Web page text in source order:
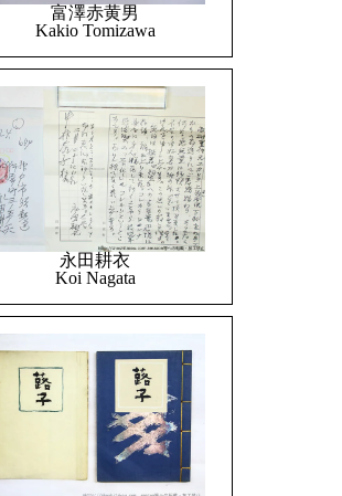
富澤赤黄男
Kakio Tomizawa
永田耕衣
Koi Nagata